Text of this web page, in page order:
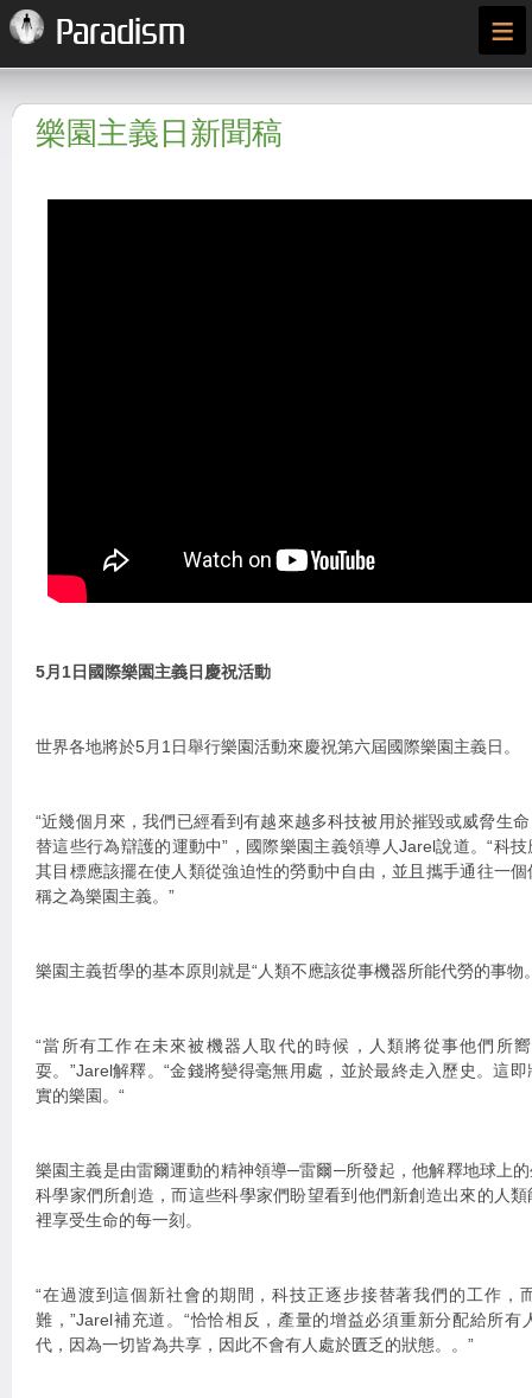
Paradism ≡
樂園主義日新聞稿
5月1日國際樂園主義日慶祝活動
世界各地將於5月1日舉行樂園活動來慶祝第六屆國際樂園主義日。
“近幾個月來，我們已經看到有越來越多科技被用於摧毀或威脅生
替這些行為辯護的運動中”，國際樂園主義領導人Jarel說道。“科
其目標應該擺在使人類從強迫性的勞動中自由，並且攜手通往一
稱之為樂園主義。”
樂園主義哲學的基本原則就是“人類不應該從事機器所能代勞的事物
“當所有工作在未來被機器人取代的時候，人類將從事他們所
耍。”Jarel解釋。“金錢將變得毫無用處，並於最終走入歷史。這
實的樂園。“
樂園主義是由雷爾運動的精神領導─雷爾─所發起，他解釋地球上
科學家們所創造，而這些科學家們盼望看到他們新創造出來的人
裡享受生命的每一刻。
“在過渡到這個新社會的期間，科技正逐步接替著我們的工作，
難，”Jarel補充道。“恰恰相反，產量的增益必須重新分配給所有
代，因為一切皆為共享，因此不會有人處於匱乏的狀態。。”